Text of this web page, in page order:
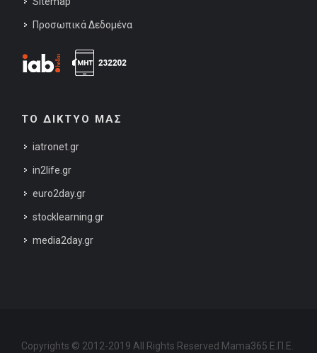
Προσωπικά Δεδομένα
ΤΟ ΔΙΚΤΥΟ ΜΑΣ
iatronet.gr
in2life.gr
euro2day.gr
stocklearning.gr
media2day.gr
Copyrights © 2012-2019 All Rights Reserved Mama365 Ε.Π.Ε.